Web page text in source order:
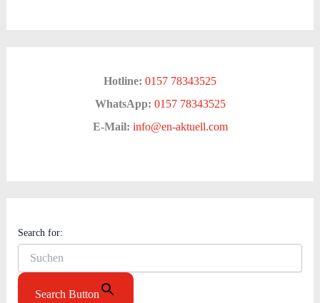
Hotline: 0157 78343525
WhatsApp: 0157 78343525
E-Mail: info@en-aktuell.com
Search for:
Search Button